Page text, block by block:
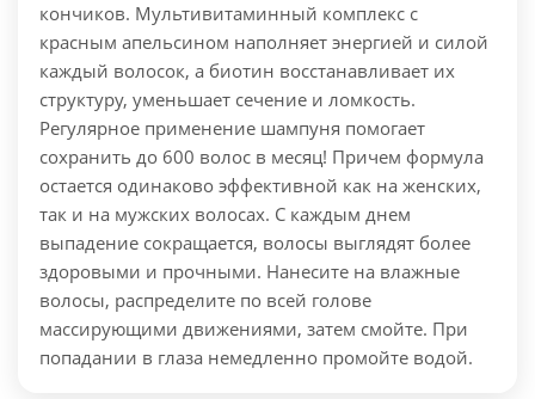
кончиков. Мультивитаминный комплекс с
красным апельсином наполняет энергией и силой
каждый волосок, а биотин восстанавливает их
структуру, уменьшает сечение и ломкость.
Регулярное применение шампуня помогает
сохранить до 600 волос в месяц! Причем формула
остается одинаково эффективной как на женских,
так и на мужских волосах. С каждым днем
выпадение сокращается, волосы выглядят более
здоровыми и прочными. Нанесите на влажные
волосы, распределите по всей голове
массирующими движениями, затем смойте. При
попадании в глаза немедленно промойте водой.